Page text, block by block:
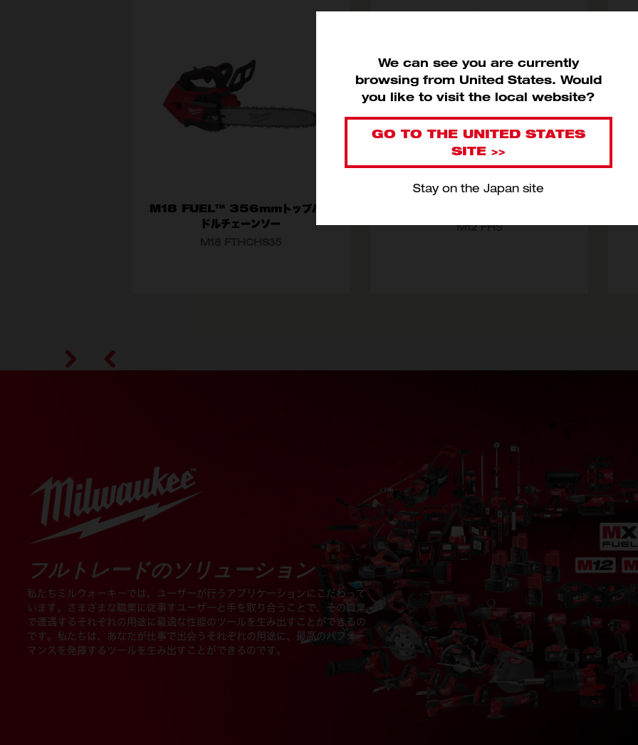
We can see you are currently
browsing from United States. Would
you like to visit the local website?
GO TO THE UNITED STATES
SITE >>
Stay on the Japan site
M18 FUEL™ 356mmトップハン
ドルチェーンソー
M12 FHS
6
フルトレードのソリューション
私たちミルウォーキーでは、ユーザーが行うアプリケーションにこだわって
います。さまざまな職業に従事すユーザーと手を取り合うことで、その職業
で遭遇するそれぞれの用途に最適な性能のツールを生み出すことができるの
です。私たちは、あなたが仕事で出会うそれぞれの用途に、最高のパフォー
マンスを発揮するツールを生み出すことができるのです。